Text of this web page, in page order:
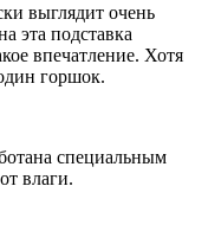
выглядит очень
эта подставка
впечатление. Хотя
горшок.
специальным
влаги.